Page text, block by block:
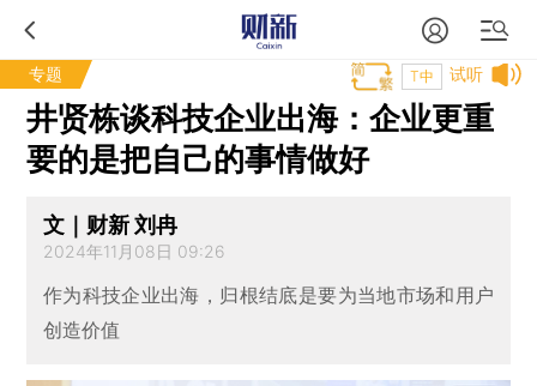
专题 试听
T中
井贤栋谈科技企业出海：企业更重
要的是把自己的事情做好
文｜财新 刘冉
2024年11月08日 09:26
作为科技企业出海，归根结底是要为当地市场和用户
创造价值